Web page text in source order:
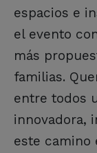
espacios e
el evento
más
familias.
entre todos
innovadora,
este camino